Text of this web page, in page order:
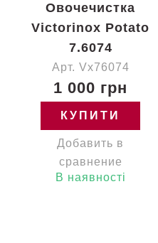
Овочечистка
Victorinox Potato
7.6074
Арт. Vx76074
1 000 грн
КУПИТИ
Добавить в
сравнение
В наявності